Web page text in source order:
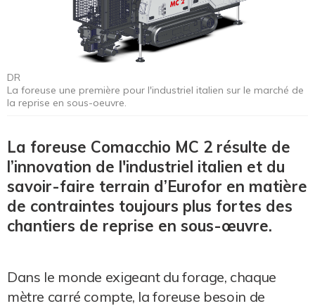
DR
La foreuse une première pour l'industriel italien sur le marché de
la reprise en sous-oeuvre.
La foreuse Comacchio MC 2 résulte de
l’innovation de l'industriel italien et du
savoir-faire terrain d’Eurofor en matière
de contraintes toujours plus fortes des
chantiers de reprise en sous-œuvre.
Dans le monde exigeant du forage, chaque
mètre carré compte, la foreuse besoin de